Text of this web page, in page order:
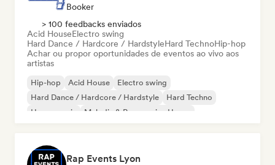
Booker
> 100 feedbacks enviados
Acid HouseElectro swing
Hard Dance / Hardcore / HardstyleHard TechnoHip-hop
Achar ou propor oportunidades de eventos ao vivo aos
artistas
Hip-hop Acid House
Electro swing
Hard Dance / Hardcore / Hardstyle
Hard Techno
House music
Melodic & Progressive House
Rap Events Lyon